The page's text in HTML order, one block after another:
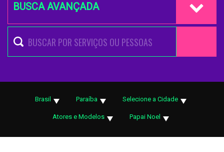
BUSCA AVANÇADA
Brasil Paraíba Selecione a Cidade
Atores e Modelos Papai Noel